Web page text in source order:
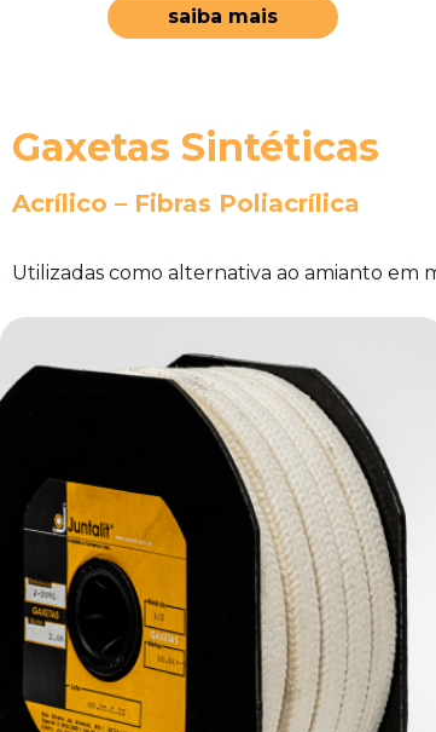
saiba mais
Gaxetas Sintéticas
Acrílico – Fibras Poliacrílica
Utilizadas como alternativa ao amianto em